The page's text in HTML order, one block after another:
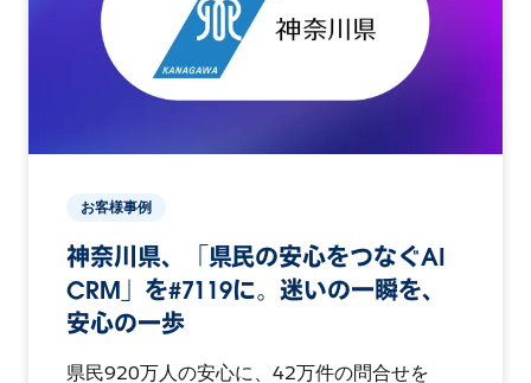
お客様事例
神奈川県、「県民の安心をつなぐAI
CRM」を#7119に。迷いの一瞬を、
安心の一歩
県民920万人の安心に、42万件の問合せを